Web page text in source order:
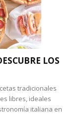
LOS
tradicionales
libres, ideales
italiana en